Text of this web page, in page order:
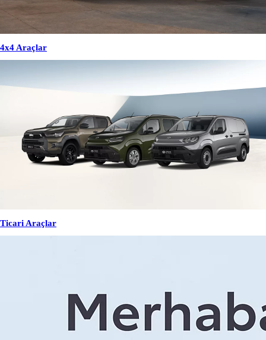
4x4 Araçlar
Ticari Araçlar